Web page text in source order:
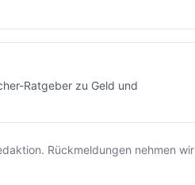
Ratgeber zu Geld und
Rückmeldungen nehmen wir